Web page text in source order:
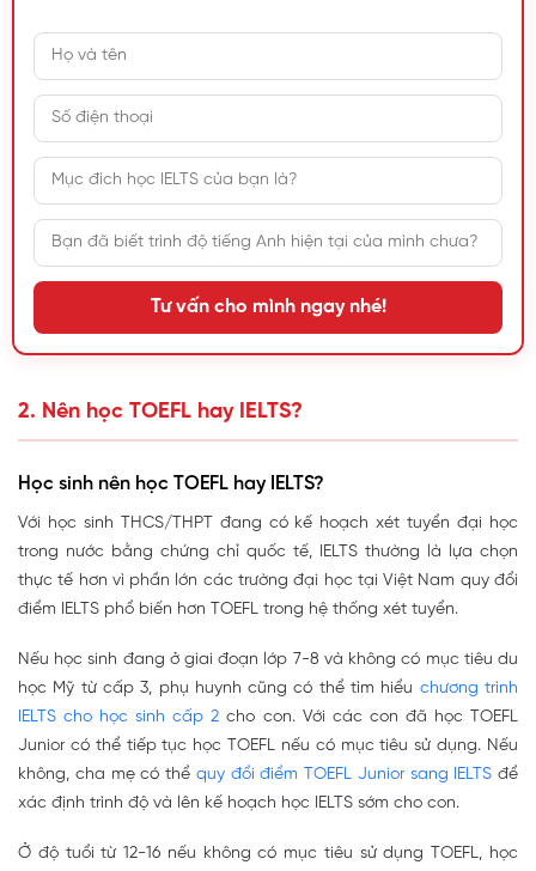
Tư vấn cho mình ngay nhé!
2. Nên học TOEFL hay IELTS?
Học sinh nên học TOEFL hay IELTS?
Với học sinh THCS/THPT đang có kế hoạch xét tuyển đại học
trong nước bằng chứng chỉ quốc tế, IELTS thường là lựa chọn
thực tế hơn vì phần lớn các trường đại học tại Việt Nam quy đổi
điểm IELTS phổ biến hơn TOEFL trong hệ thống xét tuyển.
Nếu học sinh đang ở giai đoạn lớp 7-8 và không có mục tiêu du
học Mỹ từ cấp 3, phụ huynh cũng có thể tìm hiểu chương trình
IELTS cho học sinh cấp 2 cho con. Với các con đã học TOEFL
Junior có thể tiếp tục học TOEFL nếu có mục tiêu sử dụng. Nếu
không, cha mẹ có thể quy đổi điểm TOEFL Junior sang IELTS để
xác định trình độ và lên kế hoạch học IELTS sớm cho con.
Ở độ tuổi từ 12-16 nếu không có mục tiêu sử dụng TOEFL, học